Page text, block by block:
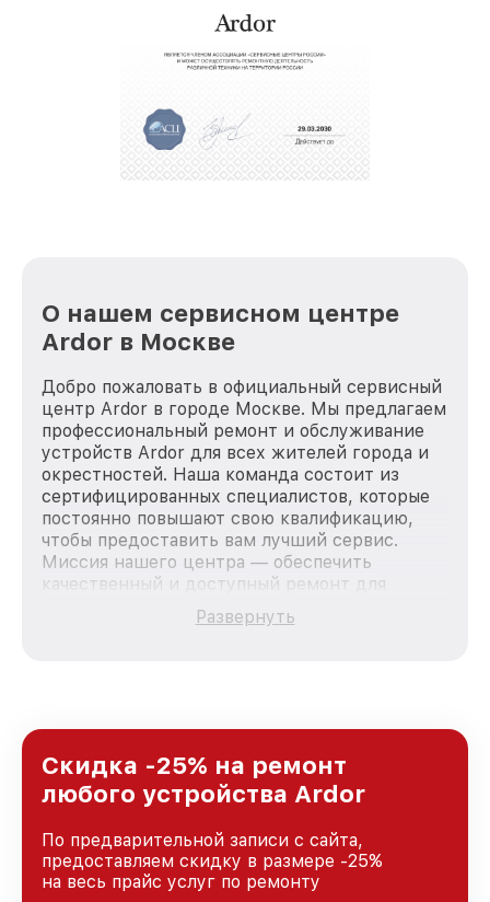
О нашем сервисном центре
Ardor в Москве
Добро пожаловать в официальный сервисный
центр Ardor в городе Москве. Мы предлагаем
профессиональный ремонт и обслуживание
устройств Ardor для всех жителей города и
окрестностей. Наша команда состоит из
сертифицированных специалистов, которые
постоянно повышают свою квалификацию,
чтобы предоставить вам лучший сервис.
Миссия нашего центра — обеспечить
качественный и доступный ремонт для
каждого пользователя продукции Ardor, вне
зависимости от сложности поломки. Мы
и лояльности наших клиентов.
Развернуть
Скидка -25% на ремонт
любого устройства Ardor
По предварительной записи с сайта,
предоставляем скидку в размере -25%
на весь прайс услуг по ремонту